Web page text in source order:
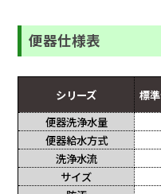
便器仕様表
シリーズ 標
便器洗浄水量
便器給水方式
洗浄水流
サイズ